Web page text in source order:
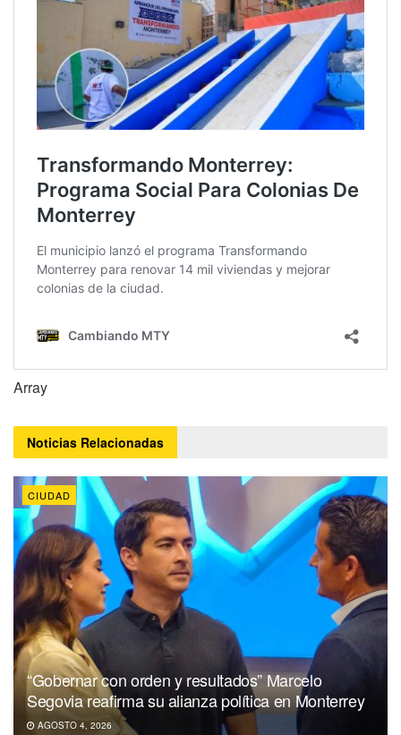
Array
Noticias Relacionadas
CIUDAD
“Gobernar con orden y resultados” Marcelo
Segovia reafirma su alianza política en Monterrey
AGOSTO 4, 2026